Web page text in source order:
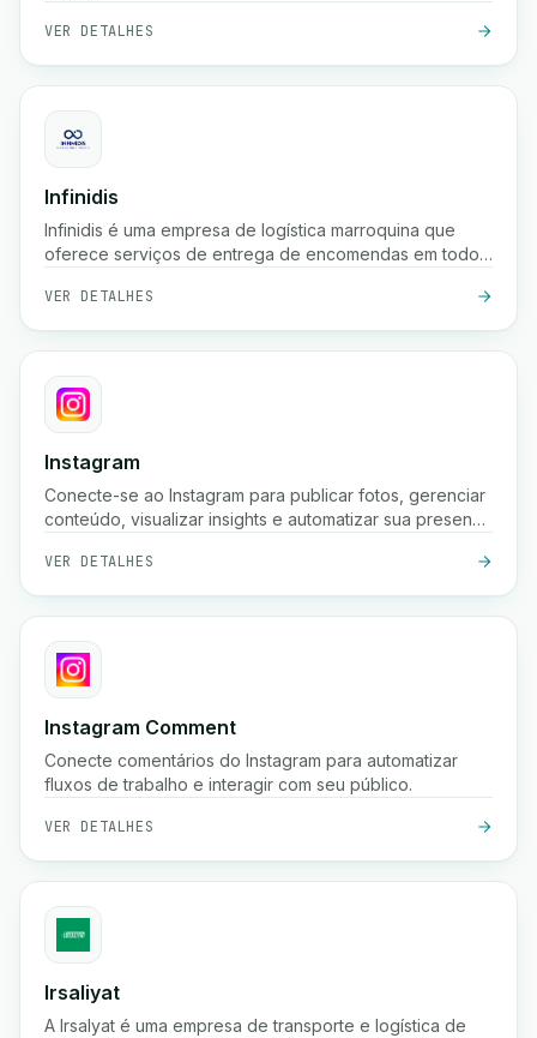
VER DETALHES
Infinidis
Infinidis é uma empresa de logística marroquina que
oferece serviços de entrega de encomendas em todo
com opções de envio rápido como entrega em 24
horas e rastreamento em tempo real.
VER DETALHES
Instagram
Conecte-se ao Instagram para publicar fotos, gerenciar
conteúdo, visualizar insights e automatizar sua presença
VER DETALHES
Instagram Comment
Conecte comentários do Instagram para automatizar
fluxos de trabalho e interagir com seu público.
VER DETALHES
Irsaliyat
A Irsalyat é uma empresa de transporte e logística de